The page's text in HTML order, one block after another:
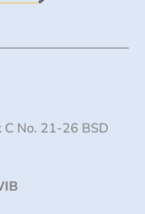
No. 21-26 BSD